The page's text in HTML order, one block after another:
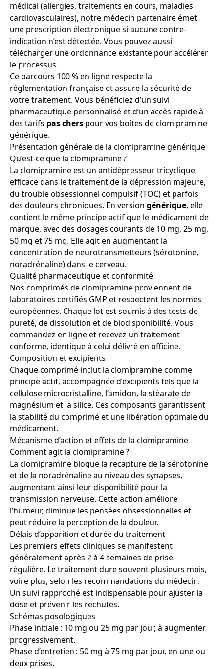
médical (allergies, traitements en cours, maladies
cardiovasculaires), notre médecin partenaire émet
une prescription électronique si aucune contre-
indication n’est détectée. Vous pouvez aussi
télécharger une ordonnance existante pour accélérer
le processus.
Ce parcours 100 % en ligne respecte la
réglementation française et assure la sécurité de
votre traitement. Vous bénéficiez d’un suivi
pharmaceutique personnalisé et d’un accès rapide à
des tarifs pas chers pour vos boîtes de clomipramine
générique.
Présentation générale de la clomipramine générique
Qu’est-ce que la clomipramine ?
La clomipramine est un antidépresseur tricyclique
efficace dans le traitement de la dépression majeure,
du trouble obsessionnel compulsif (TOC) et parfois
des douleurs chroniques. En version générique, elle
contient le même principe actif que le médicament de
marque, avec des dosages courants de 10 mg, 25 mg,
50 mg et 75 mg. Elle agit en augmentant la
concentration de neurotransmetteurs (sérotonine,
noradrénaline) dans le cerveau.
Qualité pharmaceutique et conformité
Nos comprimés de clomipramine proviennent de
laboratoires certifiés GMP et respectent les normes
européennes. Chaque lot est soumis à des tests de
pureté, de dissolution et de biodisponibilité. Vous
commandez en ligne et recevez un traitement
conforme, identique à celui délivré en officine.
Composition et excipients
Chaque comprimé inclut la clomipramine comme
principe actif, accompagnée d’excipients tels que la
cellulose microcristalline, l’amidon, la stéarate de
magnésium et la silice. Ces composants garantissent
la stabilité du comprimé et une libération optimale du
médicament.
Mécanisme d’action et effets de la clomipramine
Comment agit la clomipramine ?
La clomipramine bloque la recapture de la sérotonine
et de la noradrénaline au niveau des synapses,
augmentant ainsi leur disponibilité pour la
transmission nerveuse. Cette action améliore
l’humeur, diminue les pensées obsessionnelles et
peut réduire la perception de la douleur.
Délais d’apparition et durée du traitement
Les premiers effets cliniques se manifestent
généralement après 2 à 4 semaines de prise
régulière. Le traitement dure souvent plusieurs mois,
voire plus, selon les recommandations du médecin.
Un suivi rapproché est indispensable pour ajuster la
dose et prévenir les rechutes.
Schémas posologiques
Phase initiale : 10 mg ou 25 mg par jour, à augmenter
progressivement.
Phase d’entretien : 50 mg à 75 mg par jour, en une ou
deux prises.